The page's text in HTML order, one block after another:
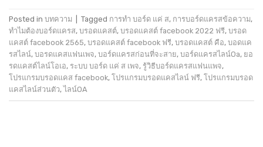
Posted in บทความ Tagged การทำ บอร์ด แค่ ส, การบอร์ดแครสข้อความ,
ทำไมต้องบอร์ดแครส, บรอดแคสต์, บรอดแคสต์ facebook 2022 ฟรี, บรอด
แคสต์ facebook 2565, บรอดแคสต์ facebook ฟรี, บรอดแคสต์ คือ, บอดแค
รสไลน์, บอรดแคสแฟนเพจ, บอร์ดแครสก่อนที่จะสาย, บอร์ดแครสไลน์Oa, ยอ
รดแคสต์ไลน์โอเอ, ระบบ บอร์ด แค่ ส เพจ, รู้วิธีบอร์ดแครสแฟนแพจ,
โปรแกรมบรอดแคส facebook, โปรแกรมบรอดแคสไลน์ ฟรี, โปรแกรมบรอด
แคสไลน์ส่วนตัว,ไลน์OA